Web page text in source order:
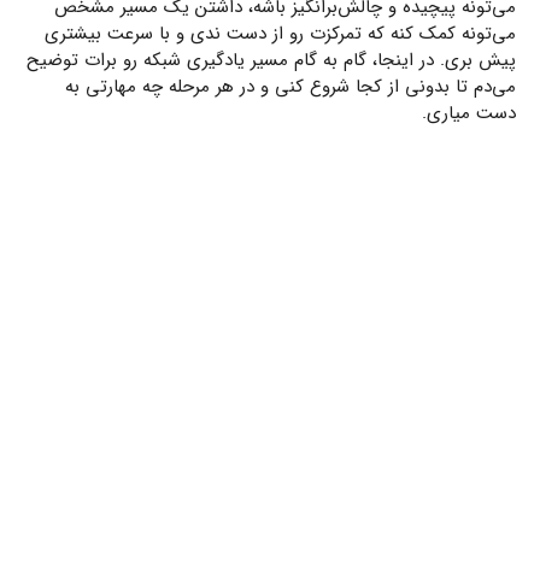
می‌تونه پیچیده و چالش‌برانگیز باشه، داشتن یک مسیر مشخص
می‌تونه کمک کنه که تمرکزت رو از دست ندی و با سرعت بیشتری
پیش بری. در اینجا، گام به گام مسیر یادگیری شبکه رو برات توضیح
می‌دم تا بدونی از کجا شروع کنی و در هر مرحله چه مهارتی به
دست میاری.